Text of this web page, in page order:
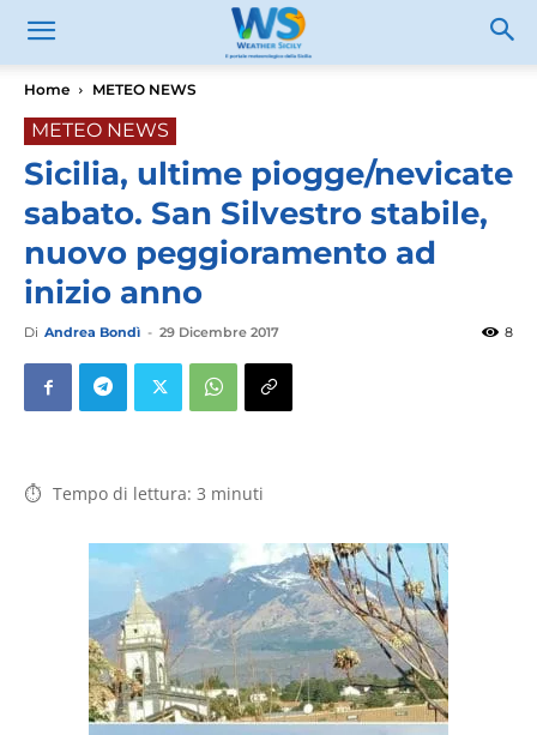
Home METEO NEWS
METEO NEWS
Sicilia, ultime piogge/nevicate
sabato. San Silvestro stabile,
nuovo peggioramento ad
inizio anno
Di Andrea Bondì - 29 Dicembre 2017 8
Tempo di lettura: 3 minuti